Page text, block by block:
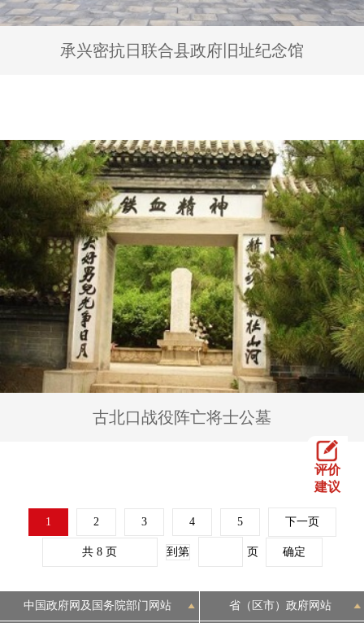
承兴密抗日联合县政府旧址纪念馆
古北口战役阵亡将士公墓
1 2 3 4 5 下一页
共 8 页 到第 页 确定
评价
建议
中国政府网及国务院部门网站 省（区市）政府网站